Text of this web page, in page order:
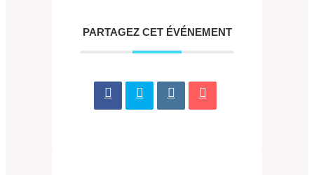
PARTAGEZ CET ÉVÉNEMENT